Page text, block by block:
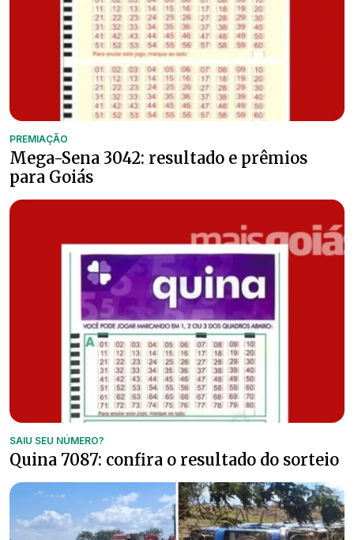
PREMIAÇÃO
Mega-Sena 3042: resultado e prêmios
para Goiás
SAIU SEU NÚMERO?
Quina 7087: confira o resultado do sorteio